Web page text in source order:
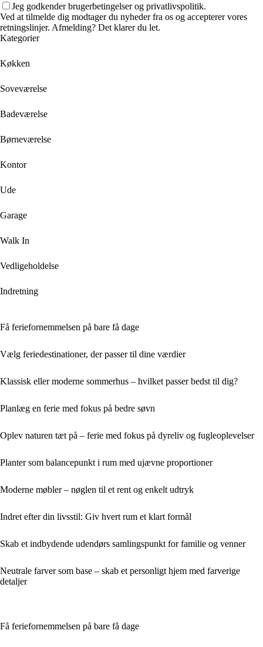
Jeg godkender brugerbetingelser og privatlivspolitik.
Ved at tilmelde dig modtager du nyheder fra os og accepterer vores
retningslinjer. Afmelding? Det klarer du let.
Kategorier
Køkken
Soveværelse
Badeværelse
Børneværelse
Kontor
Ude
Garage
Walk In
Vedligeholdelse
Indretning
Få feriefornemmelsen på bare få dage
Vælg feriedestinationer, der passer til dine værdier
Klassisk eller moderne sommerhus – hvilket passer bedst til dig?
Planlæg en ferie med fokus på bedre søvn
Oplev naturen tæt på – ferie med fokus på dyreliv og fugleoplevelser
Planter som balancepunkt i rum med ujævne proportioner
Moderne møbler – nøglen til et rent og enkelt udtryk
Indret efter din livsstil: Giv hvert rum et klart formål
Skab et indbydende udendørs samlingspunkt for familie og venner
Neutrale farver som base – skab et personligt hjem med farverige
detaljer
Få feriefornemmelsen på bare få dage